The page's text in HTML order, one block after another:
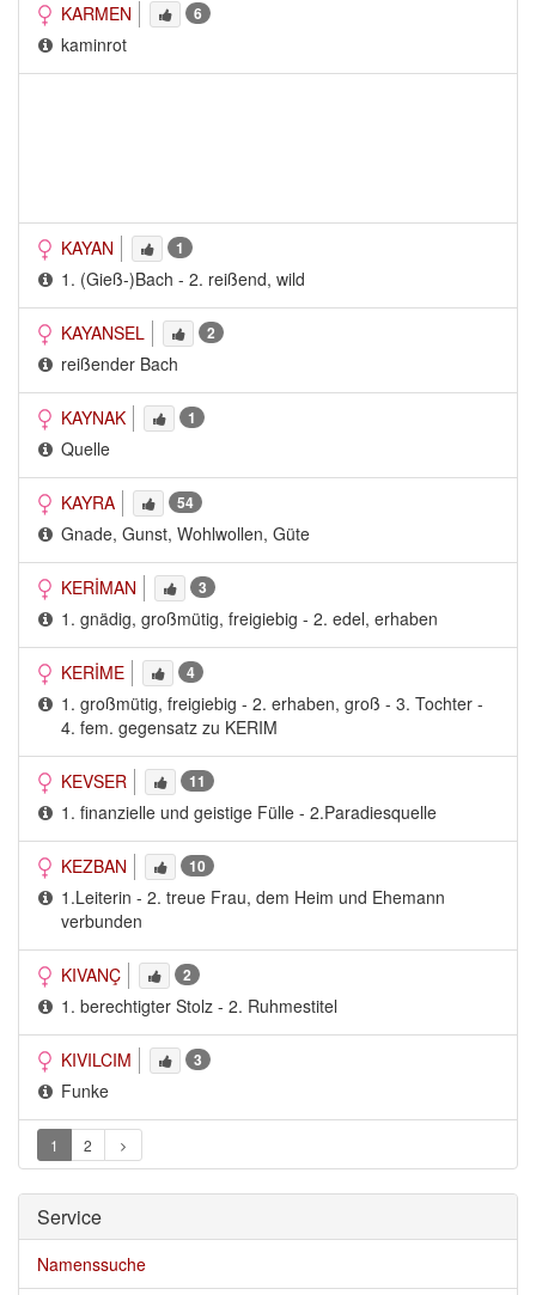
KARMEN 6
kaminrot
KAYAN 1
1. (Gieß-)Bach - 2. reißend, wild
KAYANSEL 2
reißender Bach
KAYNAK 1
Quelle
KAYRA 54
Gnade, Gunst, Wohlwollen, Güte
KERİMAN 3
1. gnädig, großmütig, freigiebig - 2. edel, erhaben
KERİME 4
1. großmütig, freigiebig - 2. erhaben, groß - 3. Tochter -
4. fem. gegensatz zu KERIM
KEVSER 11
1. finanzielle und geistige Fülle - 2.Paradiesquelle
KEZBAN 10
1.Leiterin - 2. treue Frau, dem Heim und Ehemann
verbunden
KIVANÇ 2
1. berechtigter Stolz - 2. Ruhmestitel
KIVILCIM 3
Funke
1 2
Service
Namenssuche